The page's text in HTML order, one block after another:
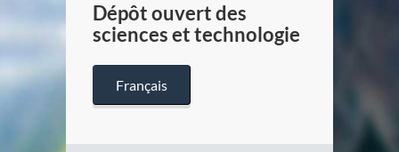
Dépôt ouvert des
sciences et technologie
Français